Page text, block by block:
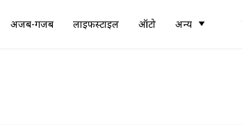
अजब-गजब लाइफस्टाइल ऑटो अन्य